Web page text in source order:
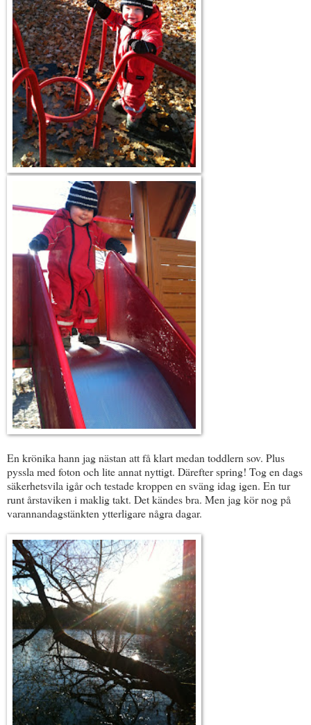
En krönika hann jag nästan att få klart medan toddlern sov. Plus
pyssla med foton och lite annat nyttigt. Därefter spring! Tog en dags
säkerhetsvila igår och testade kroppen en sväng idag igen. En tur
runt årstaviken i maklig takt. Det kändes bra. Men jag kör nog på
varannandagstänkten ytterligare några dagar.